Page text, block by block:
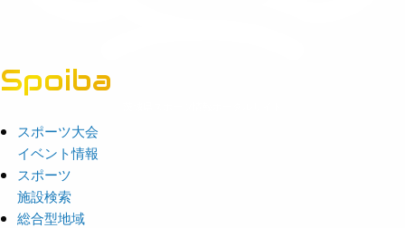
Spoiba
スポーツ大会
イベント情報
スポーツ
施設検索
総合型地域